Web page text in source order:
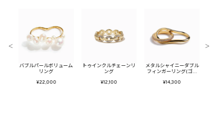
バブルパールボリューム
リング
¥22,000
トゥインクルチェーンリ
ング
¥12,100
メタルシャイニーダブル
フィンガーリング(ゴー
¥14,300
＜ ＞